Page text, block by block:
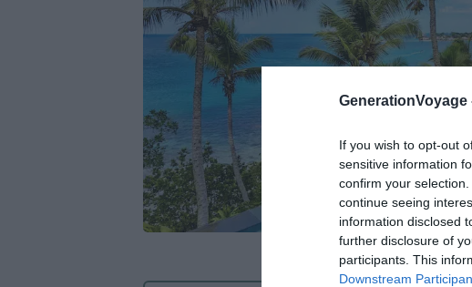
GenerationVoyage
If you wish to opt-out
sensitive information
confirm your
continue seeing
information disclosed
further disclosure of
participants. This
Downstream